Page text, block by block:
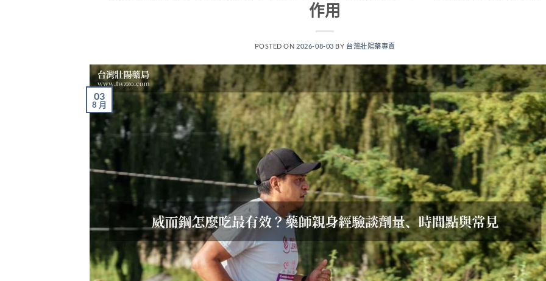
作用
POSTED ON 2026-08-03 BY 台灣壯陽藥專賣
03
8 月